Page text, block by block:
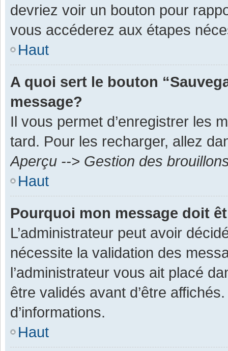
devriez voir un bouton pour
vous accéderez aux étapes
Haut
A quoi sert le bouton
message?
Il vous permet d’enregistrer les
tard. Pour les recharger, allez
Aperçu --> Gestion des
Haut
Pourquoi mon message doit
L’administrateur peut avoir
nécessite la validation des
l’administrateur vous ait placé
être validés avant d’être
d’informations.
Haut